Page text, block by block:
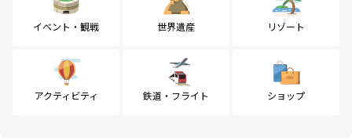
イベント・観戦 世界遺産 リゾート
アクティビティ 鉄道・フライト ショップ